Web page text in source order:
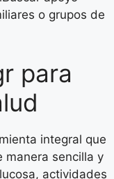
o grupos de
para
integral que
sencilla y
actividades